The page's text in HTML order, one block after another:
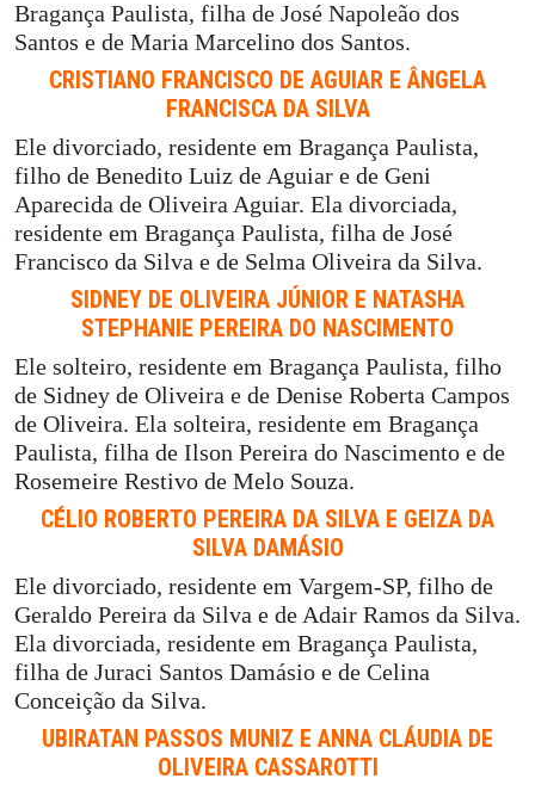
Bragança Paulista, filha de José Napoleão dos
Santos e de Maria Marcelino dos Santos.
CRISTIANO FRANCISCO DE AGUIAR E ÂNGELA
FRANCISCA DA SILVA
Ele divorciado, residente em Bragança Paulista,
filho de Benedito Luiz de Aguiar e de Geni
Aparecida de Oliveira Aguiar. Ela divorciada,
residente em Bragança Paulista, filha de José
Francisco da Silva e de Selma Oliveira da Silva.
SIDNEY DE OLIVEIRA JÚNIOR E NATASHA
STEPHANIE PEREIRA DO NASCIMENTO
Ele solteiro, residente em Bragança Paulista, filho
de Sidney de Oliveira e de Denise Roberta Campos
de Oliveira. Ela solteira, residente em Bragança
Paulista, filha de Ilson Pereira do Nascimento e de
Rosemeire Restivo de Melo Souza.
CÉLIO ROBERTO PEREIRA DA SILVA E GEIZA DA
SILVA DAMÁSIO
Ele divorciado, residente em Vargem-SP, filho de
Geraldo Pereira da Silva e de Adair Ramos da Silva.
Ela divorciada, residente em Bragança Paulista,
filha de Juraci Santos Damásio e de Celina
Conceição da Silva.
UBIRATAN PASSOS MUNIZ E ANNA CLÁUDIA DE
OLIVEIRA CASSAROTTI